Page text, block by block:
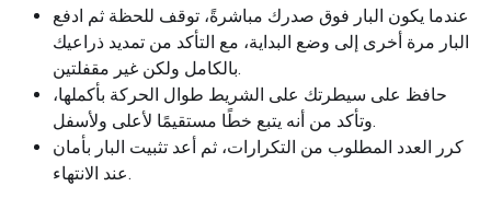
عندما يكون البار فوق صدرك مباشرةً، توقف للحظة ثم ادفع
البار مرة أخرى إلى وضع البداية، مع التأكد من تمديد ذراعيك
بالكامل ولكن غير مقفلتين.
حافظ على سيطرتك على الشريط طوال الحركة بأكملها،
وتأكد من أنه يتبع خطًا مستقيمًا لأعلى ولأسفل.
كرر العدد المطلوب من التكرارات، ثم أعد تثبيت البار بأمان
عند الانتهاء.